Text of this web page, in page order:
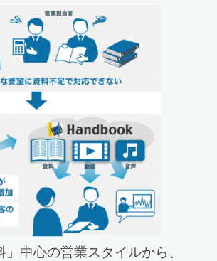
中心の営業スタイルから、